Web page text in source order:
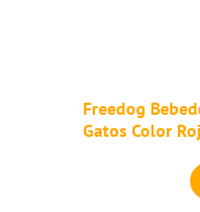
Freedog
Gatos Color